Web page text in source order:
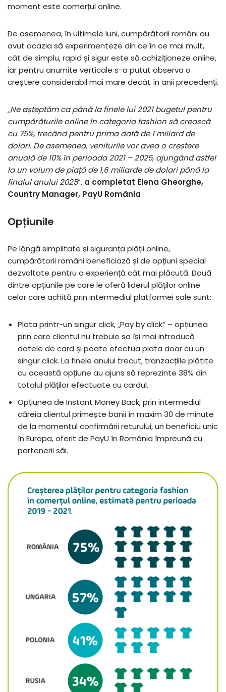
moment este comerțul online.
De asemenea, în ultimele luni, cumpărătorii români au
avut ocazia să experimenteze din ce în ce mai mult,
cât de simplu, rapid și sigur este să achiziționeze online,
iar pentru anumite verticale s-a putut observa o
creștere considerabil mai mare decât în anii precedenți.
„Ne așteptăm ca până la finele lui 2021 bugetul pentru
cumpărăturile online în categoria fashion să crească
cu 75%, trecând pentru prima dată de 1 miliard de
dolari. De asemenea, veniturile vor avea o creștere
anuală de 10% în perioada 2021 – 2025, ajungând astfel
la un volum de piață de 1,6 miliarde de dolari până la
finalul anului 2025”, a completat Elena Gheorghe,
Country Manager, PayU România
Opțiunile
Pe lângă simplitate și siguranța plății online,
cumpărătorii români beneficiază și de opțiuni special
dezvoltate pentru o experiență cât mai plăcută. Două
dintre opțiunile pe care le oferă liderul plăților online
celor care achită prin intermediul platformei sale sunt:
Plata printr-un singur click, „Pay by click” – opțiunea
prin care clientul nu trebuie sa își mai introducă
datele de card și poate efectua plata doar cu un
singur click. La finele anului trecut, tranzacțiile plătite
cu această opțiune au ajuns să reprezinte 38% din
totalul plăților efectuate cu cardul.
Opțiunea de Instant Money Back, prin intermediul
căreia clientul primește banii în maxim 30 de minute
de la momentul confirmării returului, un beneficiu unic
în Europa, oferit de PayU în România împreună cu
partenerii săi.